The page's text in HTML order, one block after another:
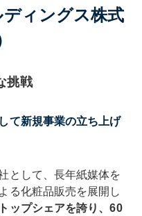
ディングス株式
挑戦
て新規事業の立ち上げ
として、長年紙媒体を
る化粧品販売を展開し
ップシェアを誇り、60